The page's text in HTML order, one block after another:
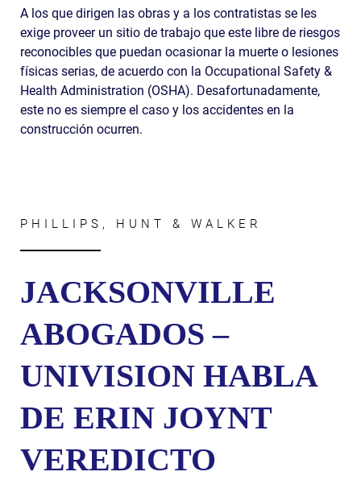
A los que dirigen las obras y a los contratistas se les
exige proveer un sitio de trabajo que este libre de riesgos
reconocibles que puedan ocasionar la muerte o lesiones
físicas serias, de acuerdo con la Occupational Safety &
Health Administration (OSHA). Desafortunadamente,
este no es siempre el caso y los accidentes en la
construcción ocurren.
PHILLIPS, HUNT & WALKER
JACKSONVILLE
ABOGADOS –
UNIVISION HABLA
DE ERIN JOYNT
VEREDICTO